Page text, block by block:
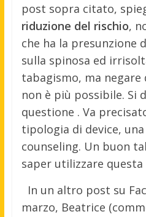
post sopra citato,
riduzione del rischio,
che ha la presunzione
sulla spinosa ed
tabagismo, ma negare
non è più possibile. Si
questione . Va
tipologia di device,
counseling. Un buon
saper utilizzare questa
In un altro post su
marzo, Beatrice